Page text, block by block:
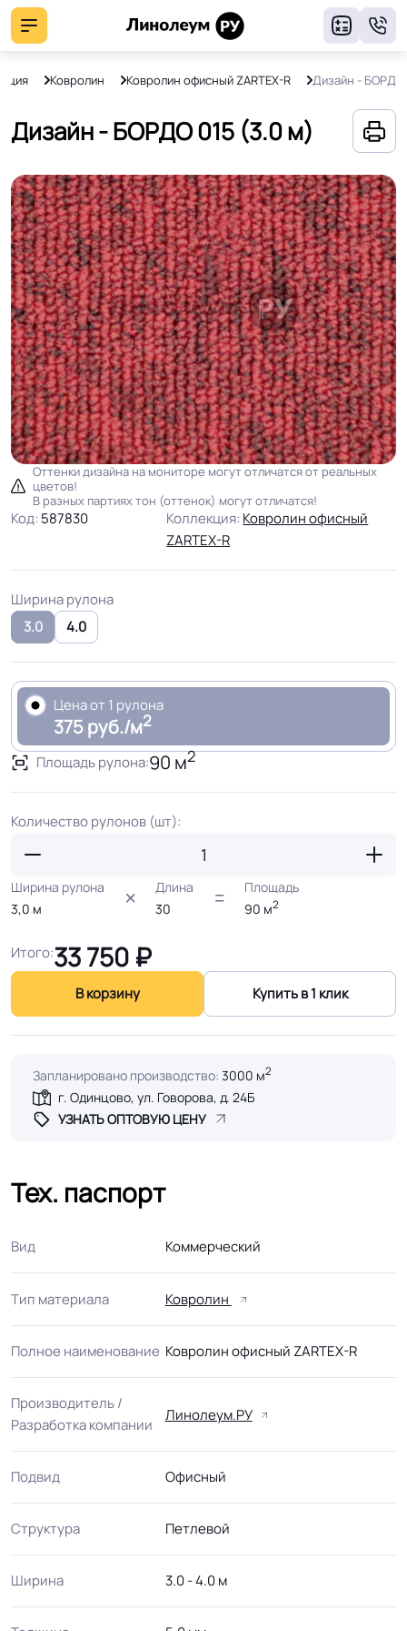
Ковролин Ковролин офисный ZARTEX-R Дизайн - БОРДО
Дизайн - БОРДО 015 (3.0 м)
Оттенки дизайна на мониторе могут отличатся от реальных
цветов!
В разных партиях тон (оттенок) могут отличатся!
Код: 587830 Коллекция: Ковролин офисный
ZARTEX-R
Ширина рулона
3.0
4.0
Цена от 1 рулона
375 руб./м2
Площадь рулона:90 м2
Количество рулонов (шт):
Ширина рулона
3,0 м
Длина
30
Площадь
90 м2
Итого:33 750 ₽
В корзину Купить в 1 клик
Запланировано производство: 3000 м2
г. Одинцово, ул. Говорова, д. 24Б
УЗНАТЬ ОПТОВУЮ ЦЕНУ
Тех. паспорт
Вид Коммерческий
Тип материала Ковролин
Полное наименование Ковролин офисный ZARTEX-R
Производитель /
Разработка компании
Линолеум.РУ
Подвид Офисный
Структура Петлевой
Ширина 3.0 - 4.0 м